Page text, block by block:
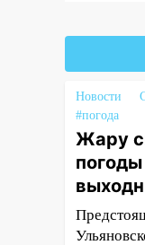
19:30
18:11
стала
Новости
#погода
Жару